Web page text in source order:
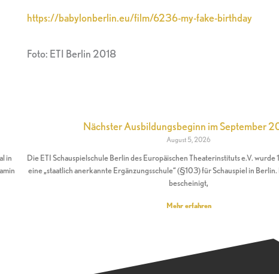
https://babylonberlin.eu/film/6236-my-fake-birthday
Foto: ETI Berlin 2018
in
Nächster Ausbildungsbeginn im September
August 5, 2026
Die ETI Schauspielschule Berlin des Europäischen Theaterinstituts e.V. wurde
eine „staatlich anerkannte Ergänzungsschule“ (§103) für Schauspiel in
bescheinigt,
Mehr erfahren